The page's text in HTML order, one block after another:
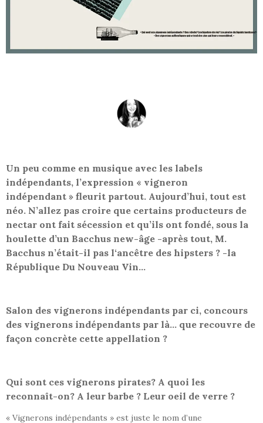
Un peu comme en musique avec les labels
indépendants, l’expression « vigneron
indépendant » fleurit partout. Aujourd’hui, tout est
néo. N’allez pas croire que certains producteurs de
nectar ont fait sécession et qu’ils ont fondé, sous la
houlette d’un Bacchus new-âge -après tout, M.
Bacchus n’était-il pas l‘ancêtre des hipsters ? -la
République Du Nouveau Vin…
Salon des vignerons indépendants par ci, concours
des vignerons indépendants par là… que recouvre de
façon concrète cette appellation ?
Qui sont ces vignerons pirates? A quoi les
reconnaît-on? A leur barbe ? Leur oeil de verre ?
« Vignerons indépendants » est juste le nom d’une